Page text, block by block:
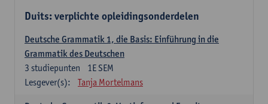
Duits: verplichte opleidingsonderdelen
Deutsche Grammatik 1, die Basis: Einführung in die
Grammatik des Deutschen
1E SEM
3 studiepunten
Lesgever(s):
Tanja Mortelmans